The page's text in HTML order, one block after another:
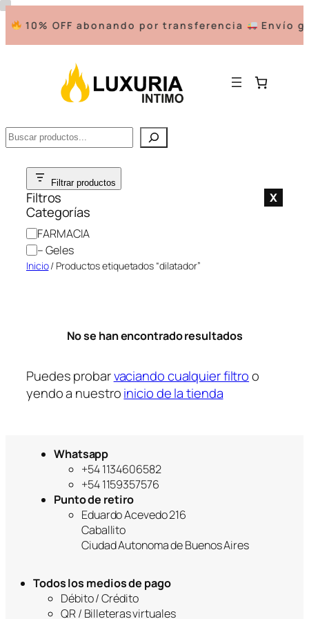
10% OFF abonando por transferencia Envío
Buscar
Saltar
contenido
Filtrar productos
Filtros X
Categorías
C
a
t
FARMACIA
– Geles
Inicio/ Productos etiquetados “dilatador”
No se han encontrado resultados
Puedes probarvaciando cualquier filtroo
yendo a nuestroinicio de la tienda
Whatsapp
+54 1134606582
+54 1159357576
Punto de retiro
Eduardo Acevedo 216
Caballito
Ciudad Autonoma de Buenos Aires
Todos los medios de pago
Débito / Crédito
QR / Billeteras virtuales